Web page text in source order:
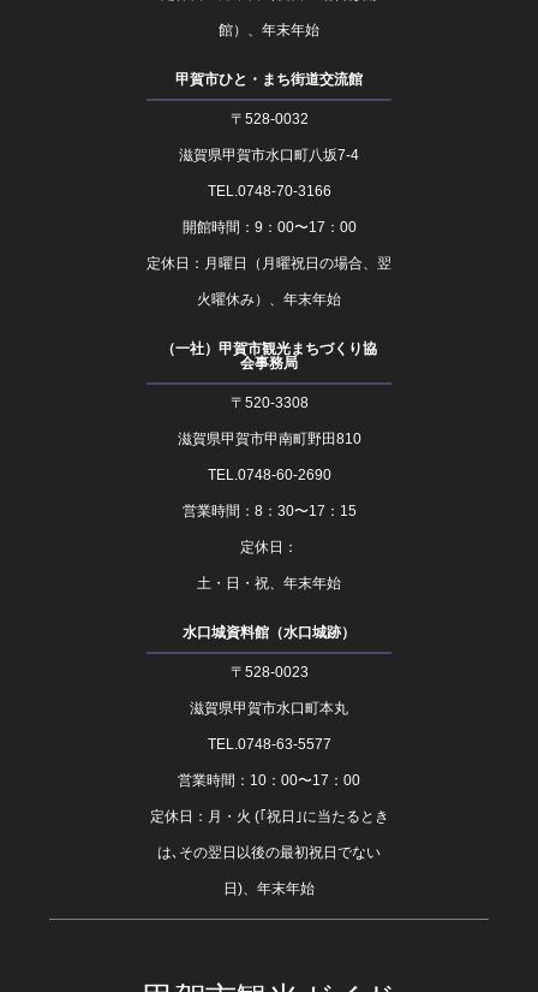
館）、年末年始
甲賀市ひと・まち街道交流館
〒528-0032
滋賀県甲賀市水口町八坂7-4
TEL.0748-70-3166
開館時間：9：00〜17：00
定休日：月曜日（月曜祝日の場合、翌
火曜休み）、年末年始
（一社）甲賀市観光まちづくり協
会事務局
〒520-3308
滋賀県甲賀市甲南町野田810
TEL.0748-60-2690
営業時間：8：30〜17：15
定休日：
土・日・祝、年末年始
水口城資料館（水口城跡）
〒528-0023
滋賀県甲賀市水口町本丸
TEL.0748-63-5577
営業時間：10：00〜17：00
定休日：月・火 (｢祝日｣に当たるとき
は､その翌日以後の最初祝日でない
日)、年末年始